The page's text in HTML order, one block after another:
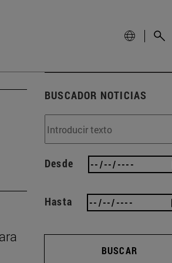
BUSCADOR NOTICIAS
Desde
Hasta
BUSCAR